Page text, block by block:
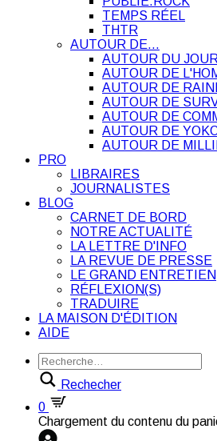
TEMPS RÉEL
THTR
AUTOUR DE…
AUTOUR DU
AUTOUR DE
AUTOUR DE
AUTOUR DE
AUTOUR DE
AUTOUR DE
AUTOUR DE
PRO
LIBRAIRES
JOURNALISTES
BLOG
CARNET DE BORD
NOTRE ACTUALITÉ
LA LETTRE D'INFO
LA REVUE DE PRESSE
LE GRAND ENTRETIEN
RÉFLEXION(S)
TRADUIRE
LA MAISON D'ÉDITION
AIDE
Rechecher
0
Chargement du contenu du